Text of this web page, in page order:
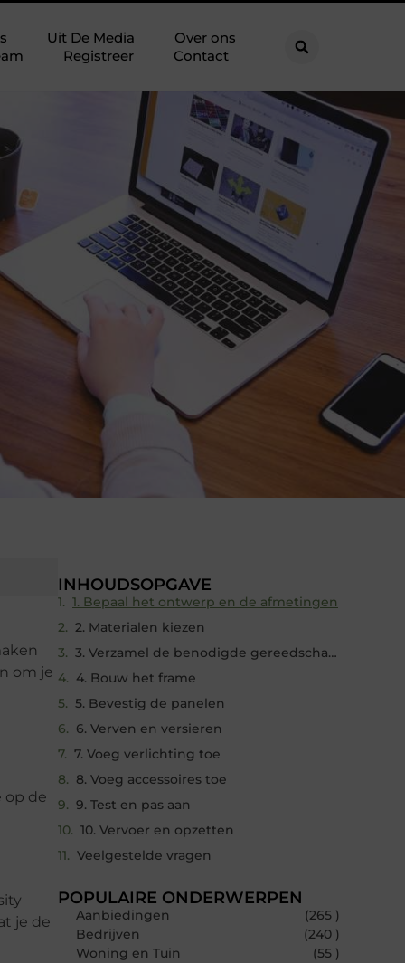
Uit De Media
Over ons
Registreer Contact
om je
op de
je de
INHOUDSOPGAVE
1. Bepaal het ontwerp en de afmetingen
2. Materialen kiezen
3. Verzamel de benodigde gereedschappen
4. Bouw het frame
5. Bevestig de panelen
6. Verven en versieren
7. Voeg verlichting toe
8. Voeg accessoires toe
9. Test en pas aan
10. Vervoer en opzetten
Veelgestelde vragen
POPULAIRE ONDERWERPEN
Aanbiedingen
(265 )
Bedrijven
(240 )
Woning en Tuin
(55 )